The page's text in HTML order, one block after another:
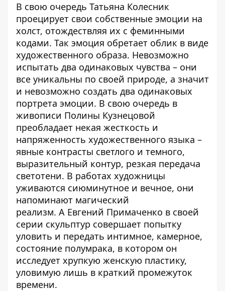
В свою очередь Татьяна Колесник
проецирует свои собственные эмоции на
холст, отождествляя их с феминными
кодами. Так эмоция обретает облик в виде
художественного образа. Невозможно
испытать два одинаковых чувства – они
все уникальны по своей природе, а значит
и невозможно создать два одинаковых
портрета эмоции. В свою очередь в
живописи Полины Кузнецовой
преобладает некая жесткость и
напряженность художественного языка –
явные контрасты светлого и темного,
выразительный контур, резкая передача
светотени. В работах художницы
уживаются сиюминутное и вечное, они
напоминают магический
реализм. А Евгений Примаченко в своей
серии скульптур совершает попытку
уловить и передать интимное, камерное,
состояние полумрака, в котором он
исследует хрупкую женскую пластику,
уловимую лишь в краткий промежуток
времени.